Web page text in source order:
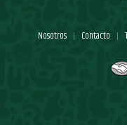
Nosotros | Contacto |